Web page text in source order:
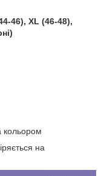
46), XL (46-48),
кольором
на